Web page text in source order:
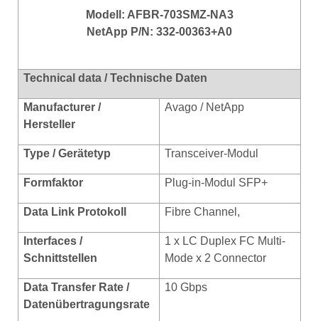
Modell: AFBR-703SMZ-NA3
NetApp P/N: 332-00363+A0
Technical data / Technische Daten
Manufacturer /
Hersteller
Avago / NetApp
Type / Gerätetyp Transceiver-Modul
Formfaktor Plug-in-Modul SFP+
Data Link Protokoll Fibre Channel,
Interfaces /
Schnittstellen
1 x LC Duplex FC Multi-
Mode x 2 Connector
Data Transfer Rate /
Datenübertragungsrate
10 Gbps